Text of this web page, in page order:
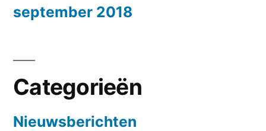
september 2018
Categorieën
Nieuwsberichten